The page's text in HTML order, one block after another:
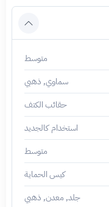
متوسط
سماوي, ذهبي
حقائب الكتف
استخدام كالجديد
متوسط
كيس الحماية
جلد, معدن, ذهبي